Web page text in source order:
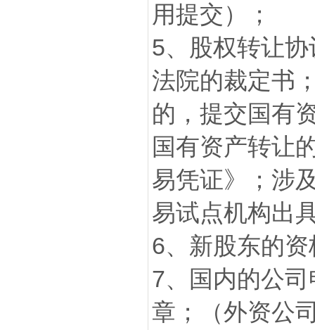
用提交）；
5、股权转让
法院的裁定书
的，提交国有
国有资产转让
易凭证》；涉
易试点机构出
6、新股东的
7、国内的公
章；（外资公